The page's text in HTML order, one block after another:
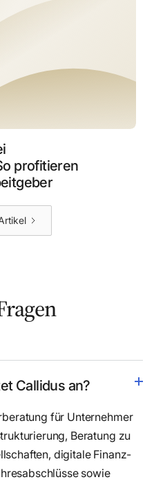
profitieren
Callidus an?
für Unternehmer
Beratung zu
digitale Finanz-
sowie